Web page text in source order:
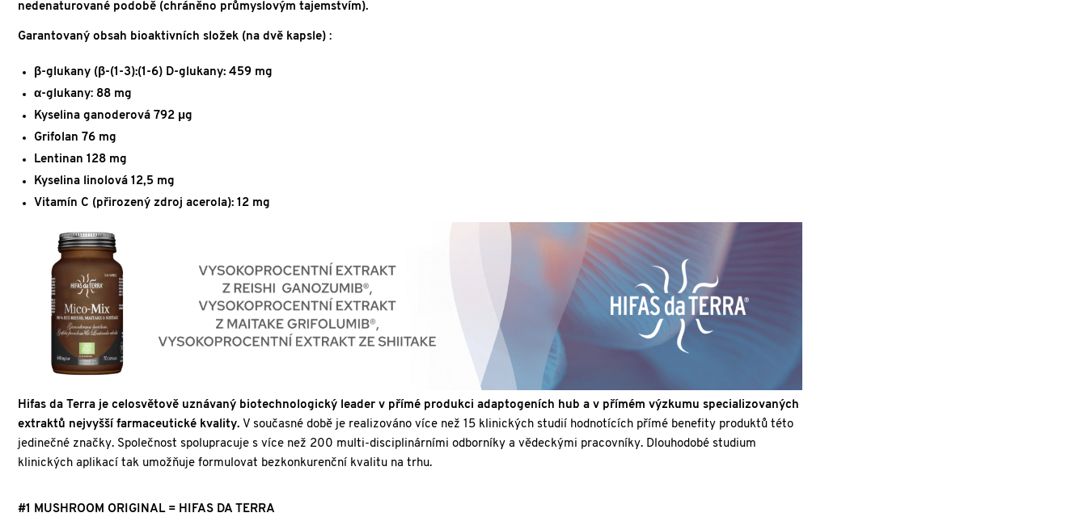
nedenaturované podobě (chráněno průmyslovým tajemstvím).
Garantovaný obsah bioaktivních složek (na dvě kapsle) :
β-glukany (β-(1-3):(1-6) D-glukany: 459 mg
α-glukany: 88 mg
Kyselina ganoderová 792 μg
Grifolan 76 mg
Lentinan 128 mg
Kyselina linolová 12,5 mg
Vitamín C (přirozený zdroj acerola): 12 mg
Hifas da Terra je celosvětově uznávaný biotechnologický leader v přímé produkci adaptogeních hub a v přímém výzkumu specializovaných
extraktů nejvyšší farmaceutické kvality. V současné době je realizováno více než 15 klinických studií hodnotících přímé benefity produktů této
jedinečné značky. Společnost spolupracuje s více než 200 multi-disciplinárními odborníky a vědeckými pracovníky. Dlouhodobé studium
klinických aplikací tak umožňuje formulovat bezkonkurenční kvalitu na trhu.
#1 MUSHROOM ORIGINAL = HIFAS DA TERRA